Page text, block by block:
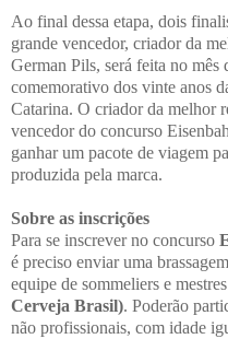
Ao final dessa etapa, dois
grande vencedor, criador da
German Pils, será feita no
comemorativo dos vinte anos
Catarina. O criador da melhor
vencedor do concurso
ganhar um pacote de viagem
produzida pela marca.
Sobre as inscrições
Para se inscrever no concurso
é preciso enviar uma
equipe de sommeliers e
Cerveja Brasil). Poderão
não profissionais, com idade